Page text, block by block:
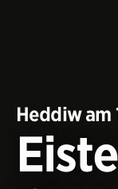
Heddiw am